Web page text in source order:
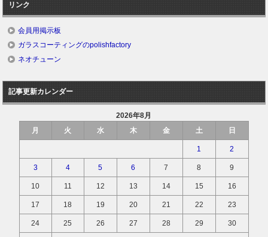
リンク
会員用掲示板
ガラスコーティングのpolishfactory
ネオチューン
記事更新カレンダー
2026年8月
月
火 水 木 金 土 日
1 2
3 4 5 6 7 8 9
10 11 12 13 14 15 16
17 18 19 20 21 22 23
24 25 26 27 28 29 30